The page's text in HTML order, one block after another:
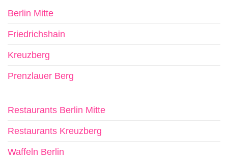
Berlin Mitte
Friedrichshain
Kreuzberg
Prenzlauer Berg
Restaurants Berlin Mitte
Restaurants Kreuzberg
Waffeln Berlin